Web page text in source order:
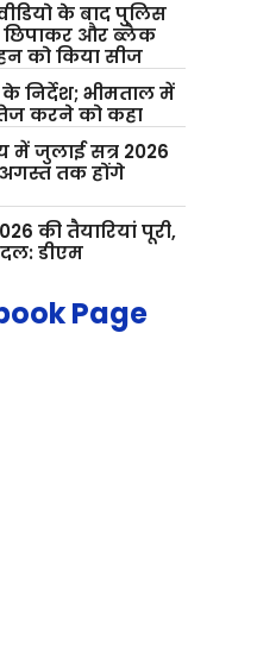
के बाद पुलिस
छिपाकर और ब्लैक
को किया सीज
निर्देश; भीमताल में
करने को कहा
में जुलाई सत्र 2026
तक होंगे
की तैयारियां पूरी,
डीएम
Page